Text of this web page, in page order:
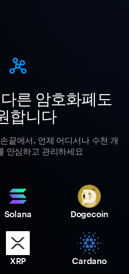
른 암호화폐도
합니다
끝에서. 언제 어디서나 수천 개
안심하고 관리하세요
Solana Dogecoin
XRP Cardano